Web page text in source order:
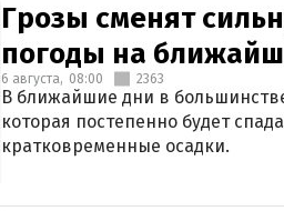
Грозы сменят
погоды на
6 августа, 08:00 2363
В ближайшие дни в
которая постепенно будет
кратковременные осадки.